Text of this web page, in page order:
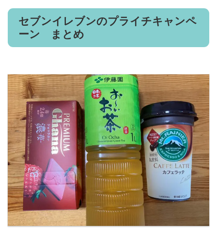
セブンイレブンのプライチキャンペ
ーン まとめ